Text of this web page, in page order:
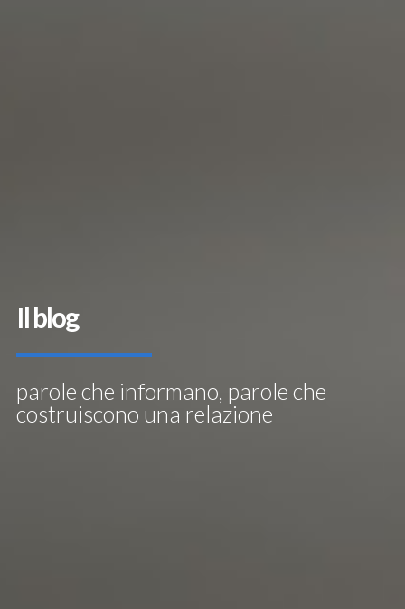
Il blog
parole che informano, parole che
costruiscono una relazione